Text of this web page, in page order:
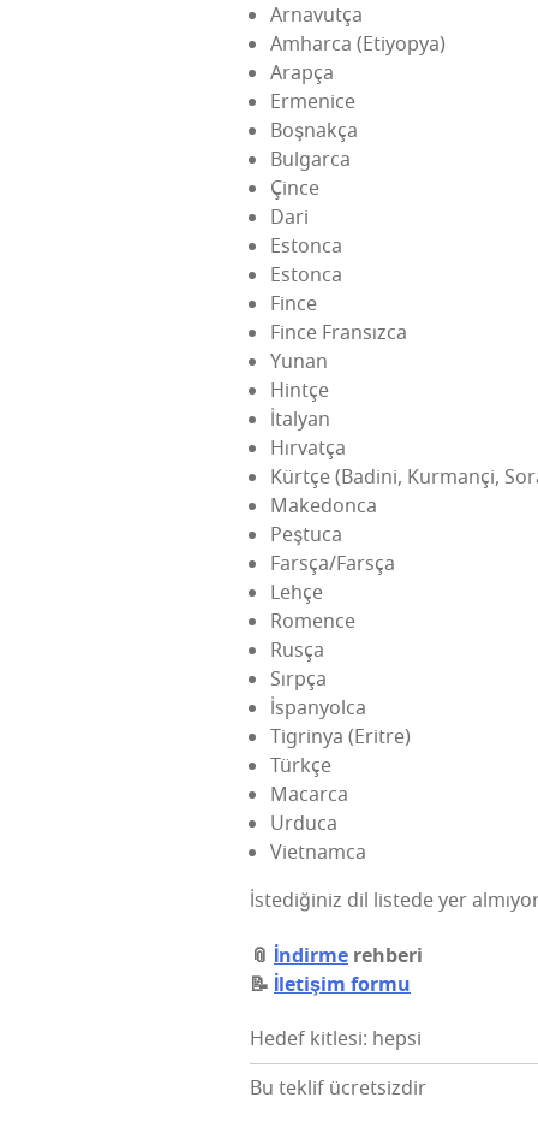
Arna­vut­ça
Amhar­ca (Eti­yop­ya)
Arap­ça
Erme­ni­ce
Boş­nak­ça
Bul­gar­ca
Çin­ce
Dari
Eston­ca
Eston­ca
Fin­ce
Fin­ce Fransızca
Yunan
Hint­çe
İtaly­an
Hır­vat­ça
Kürt­çe (Badi­ni, Kur­man­çi,
Make­don­ca
Peş­tu­ca
Farsça/Farsça
Leh­çe
Romen­ce
Rus­ça
Sırp­ça
İsp­any­olca
Tig­rin­ya (Erit­re)
Türk­çe
Macar­ca
Urdu­ca
Viet­nam­ca
İst­ed­iğ­in­iz dil lis­te­de yer
📎 İnd­irme rehberi
📝 İlet­iş­im formu
Hedef kitlesi: hepsi
Bu teklif ücretsizdir